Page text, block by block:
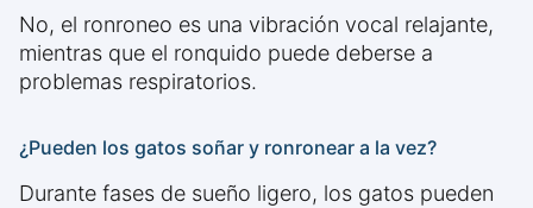
No, el ronroneo es una vibración vocal relajante,
mientras que el ronquido puede deberse a
problemas respiratorios.
¿Pueden los gatos soñar y ronronear a la vez?
Durante fases de sueño ligero, los gatos pueden